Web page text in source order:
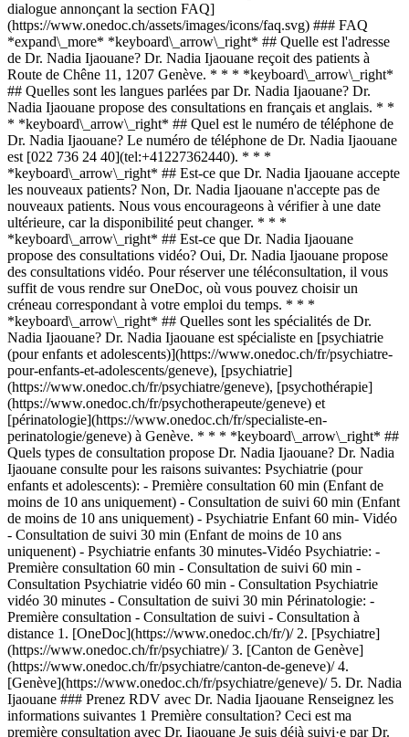
dialogue annonçant la section FAQ]
(https://www.onedoc.ch/assets/images/icons/faq.svg) ### FAQ
*expand\_more* *keyboard\_arrow\_right* ## Quelle est l'adresse
de Dr. Nadia Ijaouane? Dr. Nadia Ijaouane reçoit des patients à
Route de Chêne 11, 1207 Genève. * * * *keyboard\_arrow\_right*
## Quelles sont les langues parlées par Dr. Nadia Ijaouane? Dr.
Nadia Ijaouane propose des consultations en français et anglais. * *
* *keyboard\_arrow\_right* ## Quel est le numéro de téléphone de
Dr. Nadia Ijaouane? Le numéro de téléphone de Dr. Nadia Ijaouane
est [022 736 24 40](tel:+41227362440). * * *
*keyboard\_arrow\_right* ## Est-ce que Dr. Nadia Ijaouane accepte
les nouveaux patients? Non, Dr. Nadia Ijaouane n'accepte pas de
nouveaux patients. Nous vous encourageons à vérifier à une date
ultérieure, car la disponibilité peut changer. * * *
*keyboard\_arrow\_right* ## Est-ce que Dr. Nadia Ijaouane
propose des consultations vidéo? Oui, Dr. Nadia Ijaouane propose
des consultations vidéo. Pour réserver une téléconsultation, il vous
suffit de vous rendre sur OneDoc, où vous pouvez choisir un
créneau correspondant à votre emploi du temps. * * *
*keyboard\_arrow\_right* ## Quelles sont les spécialités de Dr.
Nadia Ijaouane? Dr. Nadia Ijaouane est spécialiste en [psychiatrie
(pour enfants et adolescents)](https://www.onedoc.ch/fr/psychiatre-
pour-enfants-et-adolescents/geneve), [psychiatrie]
(https://www.onedoc.ch/fr/psychiatre/geneve), [psychothérapie]
(https://www.onedoc.ch/fr/psychotherapeute/geneve) et
[périnatologie](https://www.onedoc.ch/fr/specialiste-en-
perinatologie/geneve) à Genève. * * * *keyboard\_arrow\_right* ##
Quels types de consultation propose Dr. Nadia Ijaouane? Dr. Nadia
Ijaouane consulte pour les raisons suivantes: Psychiatrie (pour
enfants et adolescents): - Première consultation 60 min (Enfant de
moins de 10 ans uniquement) - Consultation de suivi 60 min (Enfant
de moins de 10 ans uniquement) - Psychiatrie Enfant 60 min- Vidéo
- Consultation de suivi 30 min (Enfant de moins de 10 ans
uniquenent) - Psychiatrie enfants 30 minutes-Vidéo Psychiatrie: -
Première consultation 60 min - Consultation de suivi 60 min -
Consultation Psychiatrie vidéo 60 min - Consultation Psychiatrie
vidéo 30 minutes - Consultation de suivi 30 min Périnatologie: -
Première consultation - Consultation de suivi - Consultation à
distance 1. [OneDoc](https://www.onedoc.ch/fr/)/ 2. [Psychiatre](https://www.onedoc.ch/fr/psychiatre)/ 3. [Canton de Genève](https://www.onedoc.ch/fr/psychiatre/canton-de-geneve)/ 4. [Genève](https://www.onedoc.ch/fr/psychiatre/geneve)/ 5. Dr. Nadia Ijaouane ### Prenez RDV avec Dr. Nadia Ijaouane Renseignez les informations suivantes 1 Première consultation? Ceci est ma première consultation avec Dr. Ijaouane Je suis déjà suivi·e par Dr. Ijaouane * * * *touch\_app* Choisissez un créneau horaire *chevron\_left* ven. 31 juil. *chevron\_right* Voir plus de rendez-vous Créneau horaire Prendre rendez-vous ### Téléchargez l'app OneDoc Prenez rendez-vous en ligne chez un médecin, un dentiste ou un thérapeute proche de vous en Suisse. L'application OneDoc vous permet de gérer tous vos rendez-vous médicaux depuis votre natel, n'importe où et n'importe quand. ![Code QR redirigeant vers l’App Store ou Google Play pour télécharger l’app OneDoc Patients](https://www.onedoc.ch/assets/images/download-app-qr.jpeg) Scannez le QR code pour télécharger l’application [![Téléchargez notre application sur l'App Store!](https://www.onedoc.ch/assets/images/app-store-badge-fr.svg)](https://apps.apple.com/ch/app/onedoc/id1592376413?l=fr)[![Téléchargez notre application sur le Google Play Store!](https://www.onedoc.ch/assets/images/google-play-badge-fr.png)](https://play.google.com/store/apps/details?id=ch.onedoc.patient&hl=fr-CH) *keyboard\_arrow\_right* ## Spécialités associées [Psychiatre (pour enfants et adolescents) à Genève](https://www.onedoc.ch/fr/psychiatre-pour-enfants-et-adolescents/geneve)[Psychiatre (pour enfants et adolescents) à Gland](https://www.onedoc.ch/fr/psychiatre-pour-enfants-et-adolescents/gland)[Psychiatre à Genève](https://www.onedoc.ch/fr/psychiatre/geneve)[Psychiatre à Nyon](https://www.onedoc.ch/fr/psychiatre/nyon)[Psychiatre à Meyrin](https://www.onedoc.ch/fr/psychiatre/meyrin)[Psychiatre à Thônex](https://www.onedoc.ch/fr/psychiatre/thonex)[Psychiatre à Aubonne](https://www.onedoc.ch/fr/psychiatre/aubonne)[Psychiatre à Gland](https://www.onedoc.ch/fr/psychiatre/gland)[Psychiatre à Lavigny](https://www.onedoc.ch/fr/psychiatre/lavigny)[Psychiatre à Morges](https://www.onedoc.ch/fr/psychiatre/morges)[Psychiatre à Renens](https://www.onedoc.ch/fr/psychiatre/renens)[Psychiatre à Carouge](https://www.onedoc.ch/fr/psychiatre/carouge)[Psychiatre à Rolle](https://www.onedoc.ch/fr/psychiatre/rolle)[Psychiatre à Chêne-Bougeries](https://www.onedoc.ch/fr/psychiatre/chene-bougeries)[Psychiatre à Collex-Bossy](https://www.onedoc.ch/fr/psychiatre/collex-bossy)[Psychothérapeute à Genève](https://www.onedoc.ch/fr/psychotherapeute/geneve)[Psychothérapeute à Nyon](https://www.onedoc.ch/fr/psychotherapeute/nyon)[Psychothérapeute à Meyrin](https://www.onedoc.ch/fr/psychotherapeute/meyrin)[Psychothérapeute à Morges](https://www.onedoc.ch/fr/psychotherapeute/morges)[Psychothérapeute à Rolle](https://www.onedoc.ch/fr/psychotherapeute/rolle)[Psychothérapeute à Etoy](https://www.onedoc.ch/fr/psychotherapeute/etoy) *keyboard\_arrow\_right* ## Recherches fréquentes [Physiothérapeute à Genève](https://www.onedoc.ch/fr/physiotherapeute/geneve)[Psychologue à Genève](https://www.onedoc.ch/fr/psychologue/geneve)[Médecin généraliste à Genève](https://www.onedoc.ch/fr/medecin-generaliste/geneve)[Thérapeute en drainage lymphatique à Genève](https://www.onedoc.ch/fr/therapeute-en-drainage-lymphatique/geneve)[Masseur classique à Genève](https://www.onedoc.ch/fr/masseur-classique/geneve)[Spécialiste en médecine interne générale à Genève](https://www.onedoc.ch/fr/specialiste-en-medecine-interne-generale/geneve)[Réflexologue à Genève](https://www.onedoc.ch/fr/reflexologue/geneve)[Médecin-dentiste à Genève](https://www.onedoc.ch/fr/medecin-dentiste/geneve)[Acupuncteur à Genève](https://www.onedoc.ch/fr/acupuncteur/geneve)[Spécialiste en Médecine Traditionnelle Chinoise (MTC) à Genève](https://www.onedoc.ch/fr/specialiste-en-medecine-traditionnelle-chinoise-mtc/geneve)[Physiothérapeute du sport à Genève](https://www.onedoc.ch/fr/physiotherapeute-du-sport/geneve)[Masseur thérapeutique à Genève](https://www.onedoc.ch/fr/masseur-therapeutique/geneve)[Gynécologue obstétricien à Genève](https://www.onedoc.ch/fr/gynecologue-obstetricien/geneve)[Ostéopathe à Genève](https://www.onedoc.ch/fr/osteopathe/geneve)[Thérapeute en nutrition MCO à Genève](https://www.onedoc.ch/fr/therapeute-en-nutrition-mco/geneve)[Psychothérapeute à Genève](https://www.onedoc.ch/fr/psychotherapeute/geneve)[Ophtalmologue à Genève](https://www.onedoc.ch/fr/ophtalmologue/geneve)[Pédiatre à Genève](https://www.onedoc.ch/fr/pediatre/geneve)[Thérapeute en nutrition à Genève](https://www.onedoc.ch/fr/therapeute-en-nutrition/geneve)[Thérapeute en hypnose à Genève](https://www.onedoc.ch/fr/therapeute-en-hypnose/geneve)[Spécialiste en médecine esthétique à Genève](https://www.onedoc.ch/fr/specialiste-en-medecine-esthetique/geneve) *keyboard\_arrow\_right* ## Annuaire des professionnels de santé suisses [Liste des praticiens](https://www.onedoc.ch/fr/annuaire) [A](https://www.onedoc.ch/fr/annuaire/A) [B](https://www.onedoc.ch/fr/annuaire/B) [C](https://www.onedoc.ch/fr/annuaire/C) [D](https://www.onedoc.ch/fr/annuaire/D) [E](https://www.onedoc.ch/fr/annuaire/E) [F](https://www.onedoc.ch/fr/annuaire/F) [G](https://www.onedoc.ch/fr/annuaire/G) [H](https://www.onedoc.ch/fr/annuaire/H) [I](https://www.onedoc.ch/fr/annuaire/I) [J](https://www.onedoc.ch/fr/annuaire/J) [K](https://www.onedoc.ch/fr/annuaire/K) [L](https://www.onedoc.ch/fr/annuaire/L) [M](https://www.onedoc.ch/fr/annuaire/M) [N](https://www.onedoc.ch/fr/annuaire/N) [O](https://www.onedoc.ch/fr/annuaire/O) [P](https://www.onedoc.ch/fr/annuaire/P) [Q](https://www.onedoc.ch/fr/annuaire/Q) [R](https://www.onedoc.ch/fr/annuaire/R) [S](https://www.onedoc.ch/fr/annuaire/S) [T](https://www.onedoc.ch/fr/annuaire/T) [U](https://www.onedoc.ch/fr/annuaire/U) [V](https://www.onedoc.ch/fr/annuaire/V) [W](https://www.onedoc.ch/fr/annuaire/W) [X](https://www.onedoc.ch/fr/annuaire/X) [Y](https://www.onedoc.ch/fr/annuaire/Y) [Z](https://www.onedoc.ch/fr/annuaire/Z) ## OneDoc [Pour les professionnels de santé](https://info.onedoc.ch/fr/) [À propos de nous](https://info.onedoc.ch/fr/raison-d-etre/) [Presse](https://info.onedoc.ch/fr/presse/) [Carrières](https://career.onedoc.ch/fr) [Centre de confidentialité](https://privacy.onedoc.ch/fr/) [Gestion des cookies](javascript:Didomi.preferences.show%28%29) [Centre d'aide](https://help.onedoc.ch/fr/) ## Langues [Deutsch](https://www.onedoc.ch/de/psychiaterin/genf/pcfbm/dr-nadia-ijaouane) [Français](https://www.onedoc.ch/fr/psychiatre/geneve/pcfbm/dr-nadia-ijaouane) [Italiano](https://www.onedoc.ch/it/psichiatra/ginevra/pcfbm/dr-nadia-ijaouane) [English](https://www.onedoc.ch/en/psychiatrist/geneva/pcfbm/dr-nadia-ijaouane) ## Spécialités associées [Psychiatre (pour enfants et adolescents) à Genève](https://www.onedoc.ch/fr/psychiatre-pour-enfants-et-adolescents/geneve) [Psychiatre (pour enfants et adolescents) à Gland](https://www.onedoc.ch/fr/psychiatre-pour-enfants-et-adolescents/gland) [Psychiatre à Genève](https://www.onedoc.ch/fr/psychiatre/geneve) [Psychiatre à Nyon](https://www.onedoc.ch/fr/psychiatre/nyon) [Psychiatre à Meyrin](https://www.onedoc.ch/fr/psychiatre/meyrin) [Psychiatre à Thônex](https://www.onedoc.ch/fr/psychiatre/thonex) [Psychiatre à Aubonne](https://www.onedoc.ch/fr/psychiatre/aubonne) [Psychiatre à Gland](https://www.onedoc.ch/fr/psychiatre/gland) [Psychiatre à Lavigny](https://www.onedoc.ch/fr/psychiatre/lavigny) [Psychiatre à Morges](https://www.onedoc.ch/fr/psychiatre/morges) [Psychiatre à Renens](https://www.onedoc.ch/fr/psychiatre/renens) [Psychiatre à Carouge](https://www.onedoc.ch/fr/psychiatre/carouge) [Psychiatre à Rolle](https://www.onedoc.ch/fr/psychiatre/rolle) [Psychiatre à Chêne-Bougeries](https://www.onedoc.ch/fr/psychiatre/chene-bougeries) [Psychiatre à Collex-Bossy](https://www.onedoc.ch/fr/psychiatre/collex-bossy) [Psychothérapeute à Genève](https://www.onedoc.ch/fr/psychotherapeute/geneve) [Psychothérapeute à Nyon](https://www.onedoc.ch/fr/psychotherapeute/nyon) [Psychothérapeute à Meyrin](https://www.onedoc.ch/fr/psychotherapeute/meyrin) [Psychothérapeute à Morges](https://www.onedoc.ch/fr/psychotherapeute/morges) [Psychothérapeute à Rolle](https://www.onedoc.ch/fr/psychotherapeute/rolle) [Psychothérapeute à Etoy](https://www.onedoc.ch/fr/psychotherapeute/etoy) ## Recherches fréquentes [Physiothérapeute à Genève](https://www.onedoc.ch/fr/physiotherapeute/geneve) [Psychologue à Genève](https://www.onedoc.ch/fr/psychologue/geneve) [Médecin généraliste à Genève](https://www.onedoc.ch/fr/medecin-generaliste/geneve) [Thérapeute en drainage lymphatique à Genève](https://www.onedoc.ch/fr/therapeute-en-drainage-lymphatique/geneve) [Massage classique à Genève](https://www.onedoc.ch/fr/masseur-classique/geneve) [Spécialiste en médecine interne générale à Genève](https://www.onedoc.ch/fr/specialiste-en-medecine-interne-generale/geneve) [Réflexologue à Genève](https://www.onedoc.ch/fr/reflexologue/geneve) [Médecin-dentiste à Genève](https://www.onedoc.ch/fr/medecin-dentiste/geneve) [Acupuncture à Genève](https://www.onedoc.ch/fr/acupuncteur/geneve) [Spécialiste en Médecine Traditionnelle Chinoise (MTC) à Genève](https://www.onedoc.ch/fr/specialiste-en-medecine-traditionnelle-chinoise-mtc/geneve) [Physiothérapeute du sport à Genève](https://www.onedoc.ch/fr/physiotherapeute-du-sport/geneve) [Massage thérapeutique à Genève](https://www.onedoc.ch/fr/masseur-therapeutique/geneve) [Gynécologue obstétricien à Genève](https://www.onedoc.ch/fr/gynecologue-obstetricien/geneve) [Ostéopathe à Genève](https://www.onedoc.ch/fr/osteopathe/geneve) [Thérapeute en nutrition MCO à Genève](https://www.onedoc.ch/fr/therapeute-en-nutrition-mco/geneve) [Psychothérapeute à Genève](https://www.oned